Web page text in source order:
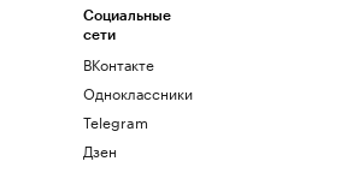
Социальные
сети
ВКонтакте
Одноклассники
Telegram
Дзен